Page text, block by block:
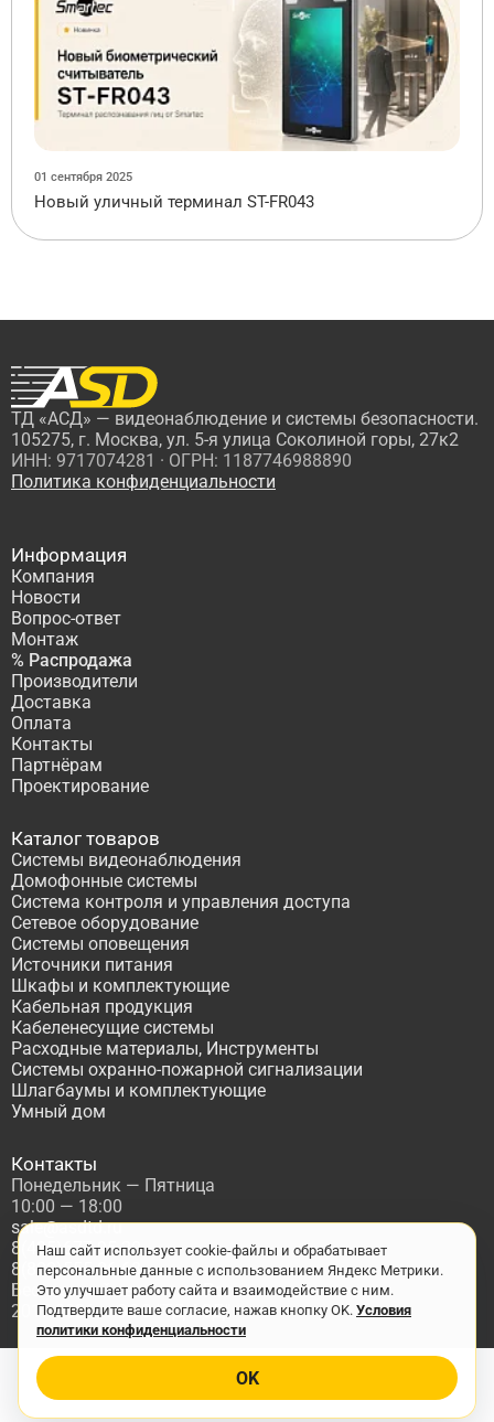
01 сентября 2025
Новый уличный терминал ST-FR043
ТД «АСД» — видеонаблюдение и системы безопасности.
105275, г. Москва, ул. 5-я улица Соколиной горы, 27к2
ИНН: 9717074281 · ОГРН: 1187746988890
Политика конфиденциальности
Информация
Компания
Новости
Вопрос-ответ
Монтаж
% Распродажа
Производители
Доставка
Оплата
Контакты
Партнёрам
Проектирование
Каталог товаров
Системы видеонаблюдения
Домофонные системы
Система контроля и управления доступа
Сетевое оборудование
Системы оповещения
Источники питания
Шкафы и комплектующие
Кабельная продукция
Кабеленесущие системы
Расходные материалы, Инструменты
Системы охранно-пожарной сигнализации
Шлагбаумы и комплектующие
Умный дом
Контакты
Понедельник — Пятница
10:00 — 18:00
sale@asdtd.ru
8(495)677-95-20
8(800)555-06-68
Бесплатный звонок по России
2017-2026 г. ООО "ТД АСД"
Наш сайт использует cookie-файлы и обрабатывает
персональные данные с использованием Яндекс Метрики.
Это улучшает работу сайта и взаимодействие с ним.
Подтвердите ваше согласие, нажав кнопку OK. Условия
политики конфиденциальности
OK